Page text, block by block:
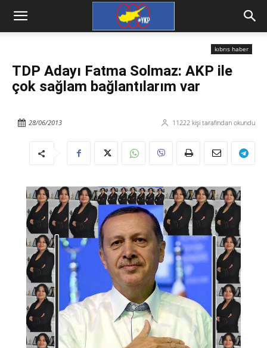
kıbrıs haber
TDP Adayı Fatma Solmaz: AKP ile
çok sağlam bağlantılarım var
11222 kişi tarafından okundu
28/06/2013